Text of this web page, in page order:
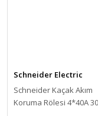
Schneider Electric
Schneider Kaçak Akım
Koruma Rölesi 4*40A